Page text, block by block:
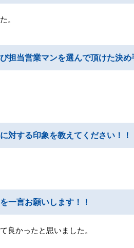
。
担当営業マンを選んで頂けた決め
対する印象を教えてください！！
一言お願いします！！
良かったと思いました。